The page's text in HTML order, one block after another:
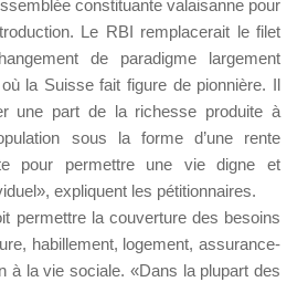
constituante valaisanne pour
Le RBI remplacerait le filet
de paradigme largement
la Suisse fait figure de pionnière. Il
une part de la richesse produite à
sous la forme d’une rente
pour permettre une vie digne et
expliquent les pétitionnaires.
permettre la couverture des besoins
habillement, logement, assurance-
à la vie sociale. «Dans la plupart des